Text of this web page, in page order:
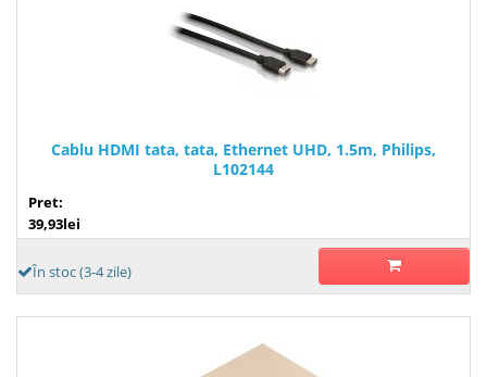
Cablu HDMI tata, tata, Ethernet UHD, 1.5m, Philips,
L102144
Pret:
39,93lei
În stoc (3-4 zile)